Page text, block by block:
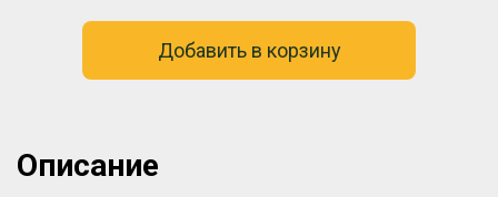
Добавить в корзину
Описание